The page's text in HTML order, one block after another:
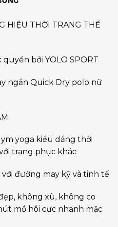
HIỆU THỜI TRANG THỂ
bởi YOLO SPORT
ngắn Quick Dry polo nữ
yoga kiểu dáng thời
trang phục khác
đường may kỹ và tinh tế
không xù, không co
mồ hôi cực nhanh mặc